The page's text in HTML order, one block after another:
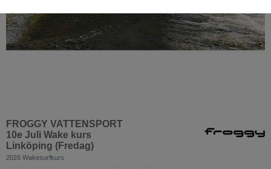
FROGGY VATTENSPORT
10e Juli Wake kurs
Linköping (Fredag)
2026 Wakesurfkurs